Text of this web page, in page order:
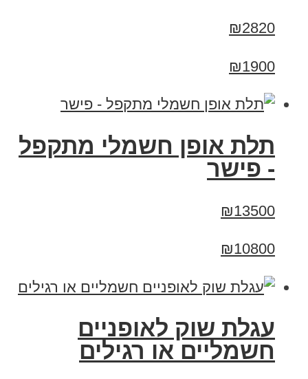
₪2820
₪1900
תלת אופן חשמלי מתקפל
- פישר
₪13500
₪10800
עגלת שוק לאופניים
חשמליים או רגילים